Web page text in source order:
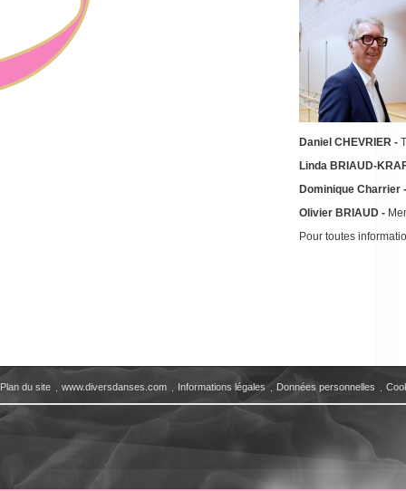
Daniel CHEVRIER -
Linda BRIAUD-
Dominique Charrier -
Olivier BRIAUD -
Pour toutes
Plan du site www.diversdanses.com Informations légales Données personnelles